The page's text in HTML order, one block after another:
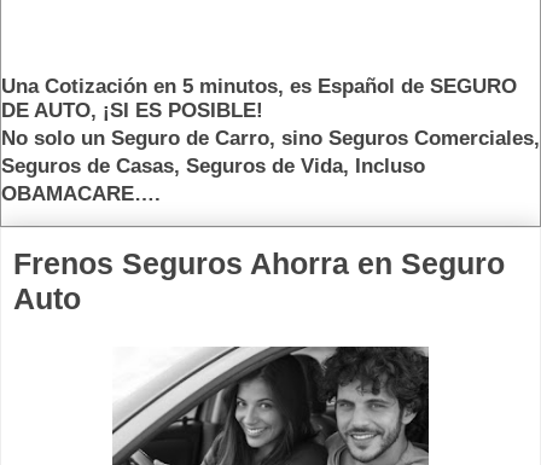
Una Cotización en 5 minutos, es Español de SEGURO
DE AUTO, ¡SI ES POSIBLE!
No solo un Seguro de Carro, sino Seguros Comerciales,
Seguros de Casas, Seguros de Vida, Incluso
OBAMACARE….
Frenos Seguros Ahorra en Seguro
Auto